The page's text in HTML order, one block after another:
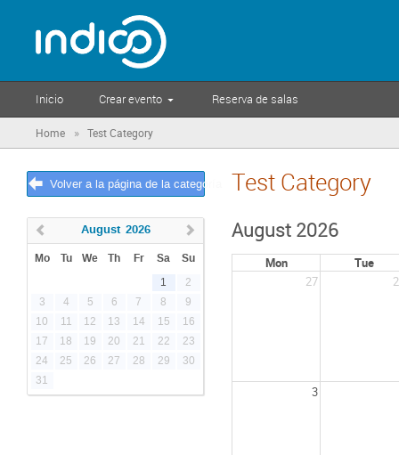
Inicio Crear evento Reserva de salas
Home » Test Category
Volver a la página de la categoría Test Category
August 2026
Mo Tu We Th Fr Sa Su
1
2
3
4 5 6 7 8
9
10
11 12 13 14 15
16
17
18 19 20 21 22
23
24
25 26 27 28 29
30
31
August 2026
Mon
Tue
27
3